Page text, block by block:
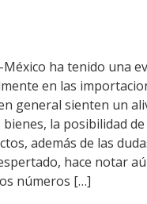
México ha tenido una
en las
general sienten un
la posibilidad
además de las
hace notar
números […]